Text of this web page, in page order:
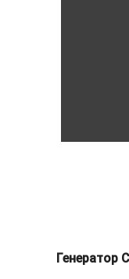
Генератор